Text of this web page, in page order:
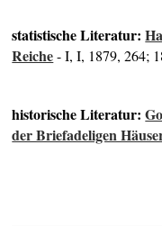
statistische Literatur:
Reiche- I, I, 1879, 264;
historische Literatur:
der Briefadeligen